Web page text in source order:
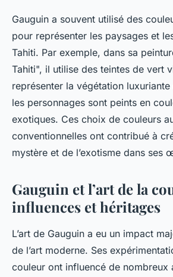
Gauguin a souvent utilisé des
pour représenter les paysages et
Tahiti. Par exemple, dans sa
Tahiti", il utilise des teintes de vert
représenter la végétation luxuriante
les personnages sont peints en
exotiques. Ces choix de couleurs
conventionnelles ont contribué à
mystère et de l’exotisme dans ses
Gauguin et l’art de la
influences et héritages
L’art de Gauguin a eu un impact
de l’art moderne. Ses
couleur ont influencé de nombreux